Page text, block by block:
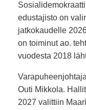
edustajisto on
jatkokaudelle
on toiminut ao.
vuodesta 2018
Outi Mikkola.
2027 valittiin